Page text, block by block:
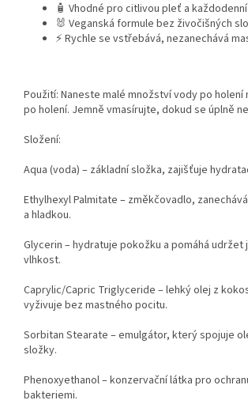
🧴 Vhodné pro citlivou pleť a
🐰 Veganská formule bez živočišných
⚡ Rychle se vstřebává, nezanechává
Použití: Naneste malé množství vody po holení
po holení. Jemně vmasírujte, dokud se úplně
Složení:
Aqua (voda) – základní složka, zajišťuje
Ethylhexyl Palmitate – změkčovadlo,
a hladkou.
Glycerin – hydratuje pokožku a pomáhá udržet
vlhkost.
Caprylic/Capric Triglyceride – lehký olej z
vyživuje bez mastného pocitu.
Sorbitan Stearate – emulgátor, který spojuje
složky.
Phenoxyethanol – konzervační látka pro
bakteriemi.